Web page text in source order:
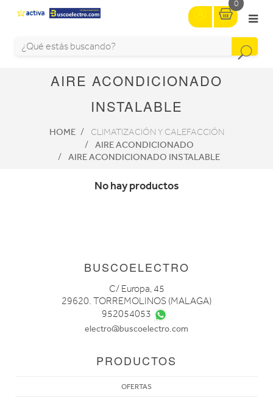
0
AIRE ACONDICIONADO
INSTALABLE
HOME CLIMATIZACIÓN Y CALEFACCIÓN
AIRE ACONDICIONADO
AIRE ACONDICIONADO INSTALABLE
No hay productos
BUSCOELECTRO
C/ Europa, 45
29620. TORREMOLINOS (MALAGA)
952054053
electro@buscoelectro.com
PRODUCTOS
OFERTAS